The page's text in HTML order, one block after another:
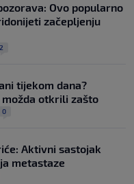
Ovo popularno
začepljenju
2
tijekom dana?
otkrili zašto
0
Aktivni sastojak
metastaze